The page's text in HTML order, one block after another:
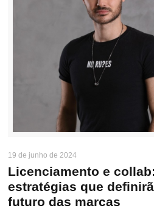
19 de junho de 2024
Licenciamento e
estratégias que
futuro das marcas